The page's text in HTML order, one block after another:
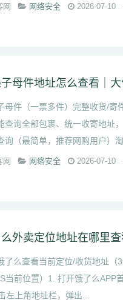
网 网络安全 2026-07-10
母件地址怎么查看｜
母件（一票多件）完整收货/寄
查询全部包裹、统一收寄地址
询（最简单，推荐网购用户）
网 网络安全 2026-07-10
了么查看当前定位/收货地址（
当前位置）1. 打开饿了么APP
左上角地址栏，弹出...